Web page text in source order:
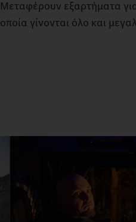
Μεταφέρουν εξαρτήματα
οποία γίνονται όλο και